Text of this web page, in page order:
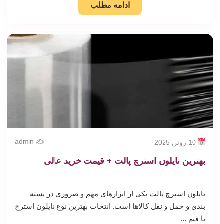
ادامه مطلب
10 ژوئن 2025 ✍️ admin
بهترین نایلون استرچ پالت + قیمت خرید عالی
نایلون استرچ پالت یکی از ابزارهای مهم و ضروری در بسته
بندی و حمل و نقل کالاها است. انتخاب بهترین نوع نایلون استرچ
با قیم ...